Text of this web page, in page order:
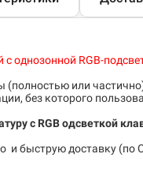
однозонной RGB-
(полностью или
без которого
с RGB одсветкой
и быструю доставку (по